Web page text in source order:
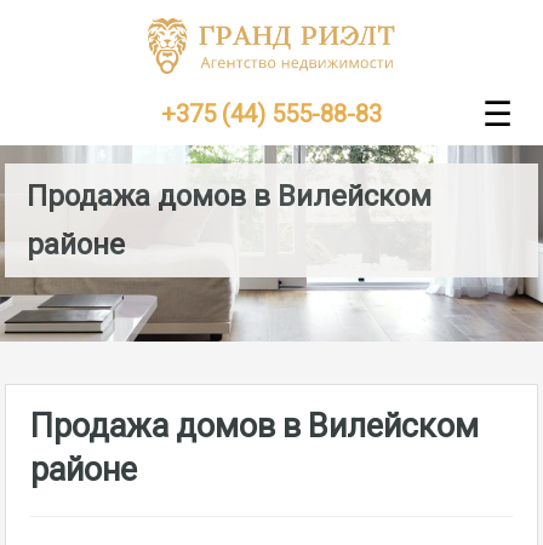
+375 (44) 555-88-83 ☰
Продажа домов в Вилейском
районе
Продажа домов в Вилейском
районе